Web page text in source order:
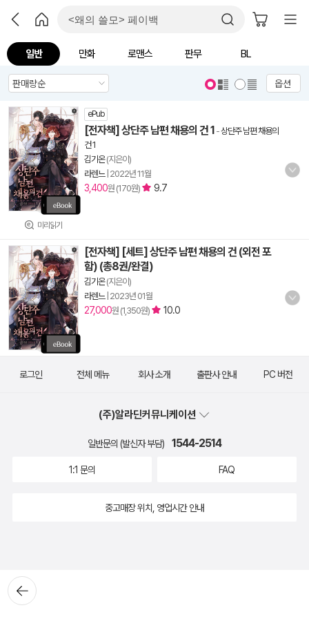
일반 만화 로맨스 판무 BL
옵션
미리읽기
ePub
[전자책] 상단주 남편 채용의 건 1 -상단주 남편 채용의
건 1
김기온(지은이)
라렌느| 2022년 11월
3,400원 (170원) 9.7
[전자책] [세트] 상단주 남편 채용의 건 (외전 포
함) (총8권/완결)
김기온(지은이)
라렌느| 2023년 01월
27,000원 (1,350원) 10.0
뒤로가
기
로그인 전체 메뉴 회사 소개 출판사 안내 PC 버전
(주)알라딘커뮤니케이션
일반문의 (발신자 부담) 1544-2514
1:1 문의 FAQ
중고매장 위치, 영업시간 안내